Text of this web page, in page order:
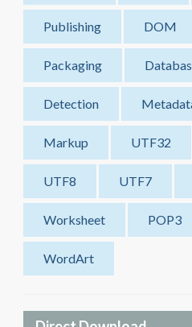
Publishing DOM
Packaging
Detection
Markup UTF32
UTF8 UTF7
Worksheet POP3
WordArt